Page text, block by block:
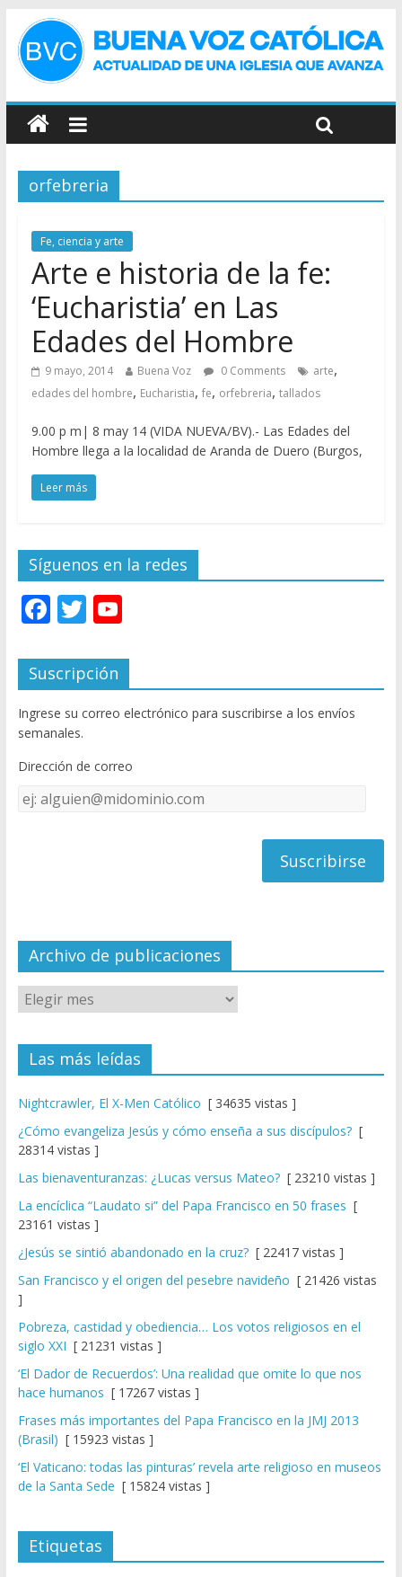
orfebreria
Fe, ciencia y arte
Arte e historia de la fe:
‘Eucharistia’ en Las
Edades del Hombre
9 mayo, 2014 Buena Voz 0 Comments arte,
edades del hombre, Eucharistia, fe, orfebreria, tallados
9.00 p m| 8 may 14 (VIDA NUEVA/BV).- Las Edades del
Hombre llega a la localidad de Aranda de Duero (Burgos,
Leer más
Síguenos en la redes
F
e
b
o
o
k
T
itt
er
Y
u
T
u
e
C
el
Suscripción
Ingrese su correo electrónico para suscribirse a los envíos
semanales.
Dirección de correo
Dirección
de
Archivo de publicaciones
Las más leídas
Nightcrawler, El X-Men Católico [ 34635 vistas ]
¿Cómo evangeliza Jesús y cómo enseña a sus discípulos?[
28314 vistas ]
Las bienaventuranzas: ¿Lucas versus Mateo?[ 23210 vistas ]
La encíclica “Laudato si” del Papa Francisco en 50 frases [
23161 vistas ]
¿Jesús se sintió abandonado en la cruz?[ 22417 vistas ]
San Francisco y el origen del pesebre navideño [ 21426 vistas
]
Pobreza, castidad y obediencia… Los votos religiosos en el
siglo XXI [ 21231 vistas ]
‘El Dador de Recuerdos’: Una realidad que omite lo que nos
hace humanos [ 17267 vistas ]
Frases más importantes del Papa Francisco en la JMJ 2013
(Brasil) [ 15923 vistas ]
‘El Vaticano: todas las pinturas’ revela arte religioso en museos
de la Santa Sede [ 15824 vistas ]
Etiquetas